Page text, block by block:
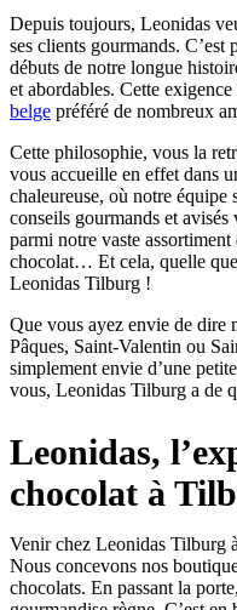
Depuis toujours, Leonidas
ses clients gourmands.
débuts de notre longue
et abordables. Cette
belge préféré de nombreux
Cette philosophie, vous la
vous accueille en effet dans
chaleureuse, où notre équipe
conseils gourmands et
parmi notre vaste
chocolat… Et cela, quelle
Leonidas Tilburg !
Que vous ayez envie de dire
Pâques, Saint-Valentin ou
simplement envie d’une
vous, Leonidas Tilburg a de
Leonidas,
chocolat à
Venir chez Leonidas Tilburg
Nous concevons nos
chocolats. En passant la